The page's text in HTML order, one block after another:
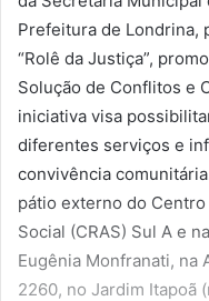
Prefeitura de Londrina,
“Rolê da Justiça”,
Solução de Conflitos e
iniciativa visa
diferentes serviços e
convivência
pátio externo do
Social (CRAS) Sul A e
Eugênia Monfranati, na
2260, no Jardim Itapoã